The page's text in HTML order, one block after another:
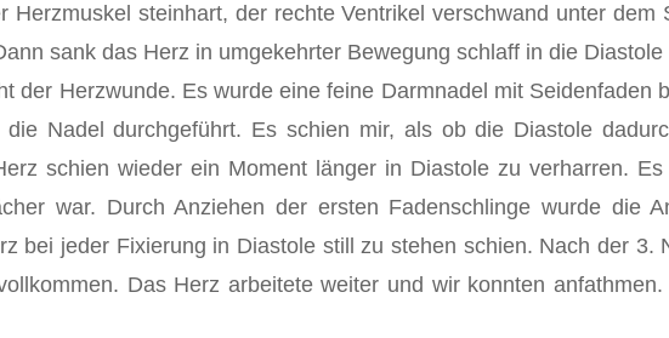
steinhart, der rechte Ventrikel verschwand unter dem
sank das Herz in umgekehrter Bewegung schlaff in die
der Herzwunde. Es wurde eine feine Darmnadel mit Seidenfaden
Nadel durchgeführt. Es schien mir, als ob die Diastole
schien wieder ein Moment länger in Diastole zu verharren.
war. Durch Anziehen der ersten Fadenschlinge wurde die
bei jeder Fixierung in Diastole still zu stehen schien. Nach der 3.
Das Herz arbeitete weiter und wir konnten